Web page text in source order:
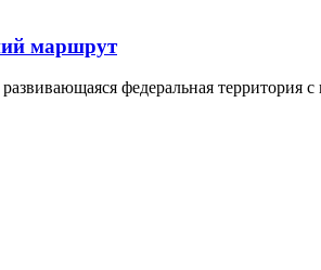
маршрут
федеральная территория